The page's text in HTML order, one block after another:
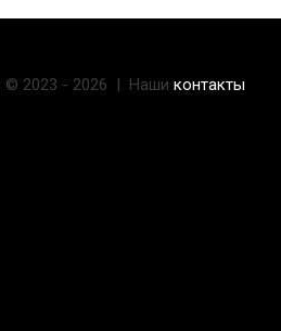
© 2023 - 2026 | Наши контакты